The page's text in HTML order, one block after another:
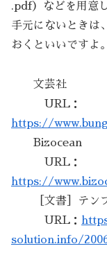
.pdf）などを用意
手元にないときは
おくといいですよ。
文芸社
URL：
https://
Bizocean
URL：
https://
［文書］テンプ
URL：
solution.info/